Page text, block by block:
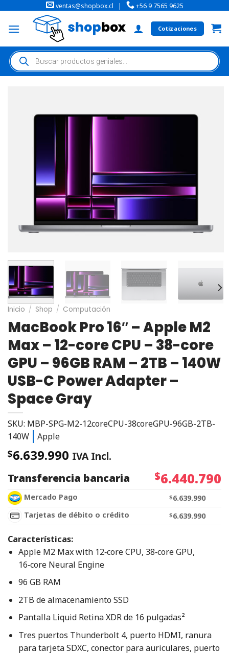
ventas@shopbox.cl | +56 9 7565 9625
Cotizaciones
Inicio / Shop / Computación
MacBook Pro 16″ – Apple M2
Max – 12-core CPU – 38-core
GPU – 96GB RAM – 2TB – 140W
USB-C Power Adapter –
Space Gray
SKU: MBP-SPG-M2-12coreCPU-38coreGPU-96GB-2TB-
140W
Apple
$6.639.990 IVA Incl.
Transferencia bancaria
$6.440.790
Mercado Pago $6.639.990
Tarjetas de débito o crédito
$6.639.990
Características:
Apple M2 Max with 12‑core CPU, 38‑core GPU,
16‑core Neural Engine
96 GB RAM
2TB de almacenamiento SSD
Pantalla Liquid Retina XDR de 16 pulgadas²
Tres puertos Thunderbolt 4, puerto HDMI, ranura
para tarjeta SDXC, conector para auriculares, puerto